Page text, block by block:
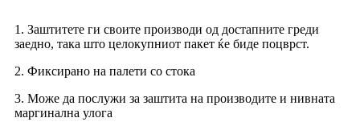
1. Заштитете ги своите производи од достапните греди
заедно, така што целокупниот пакет ќе биде поцврст.
2. Фиксирано на палети со стока
3. Може да послужи за заштита на производите и нивната
маргинална улога